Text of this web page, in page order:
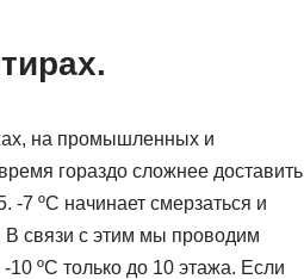
на промышленных и
гораздо сложнее доставить
-7 ºС начинает смерзаться и
В связи с этим мы проводим
10 ºС только до 10 этажа. Если